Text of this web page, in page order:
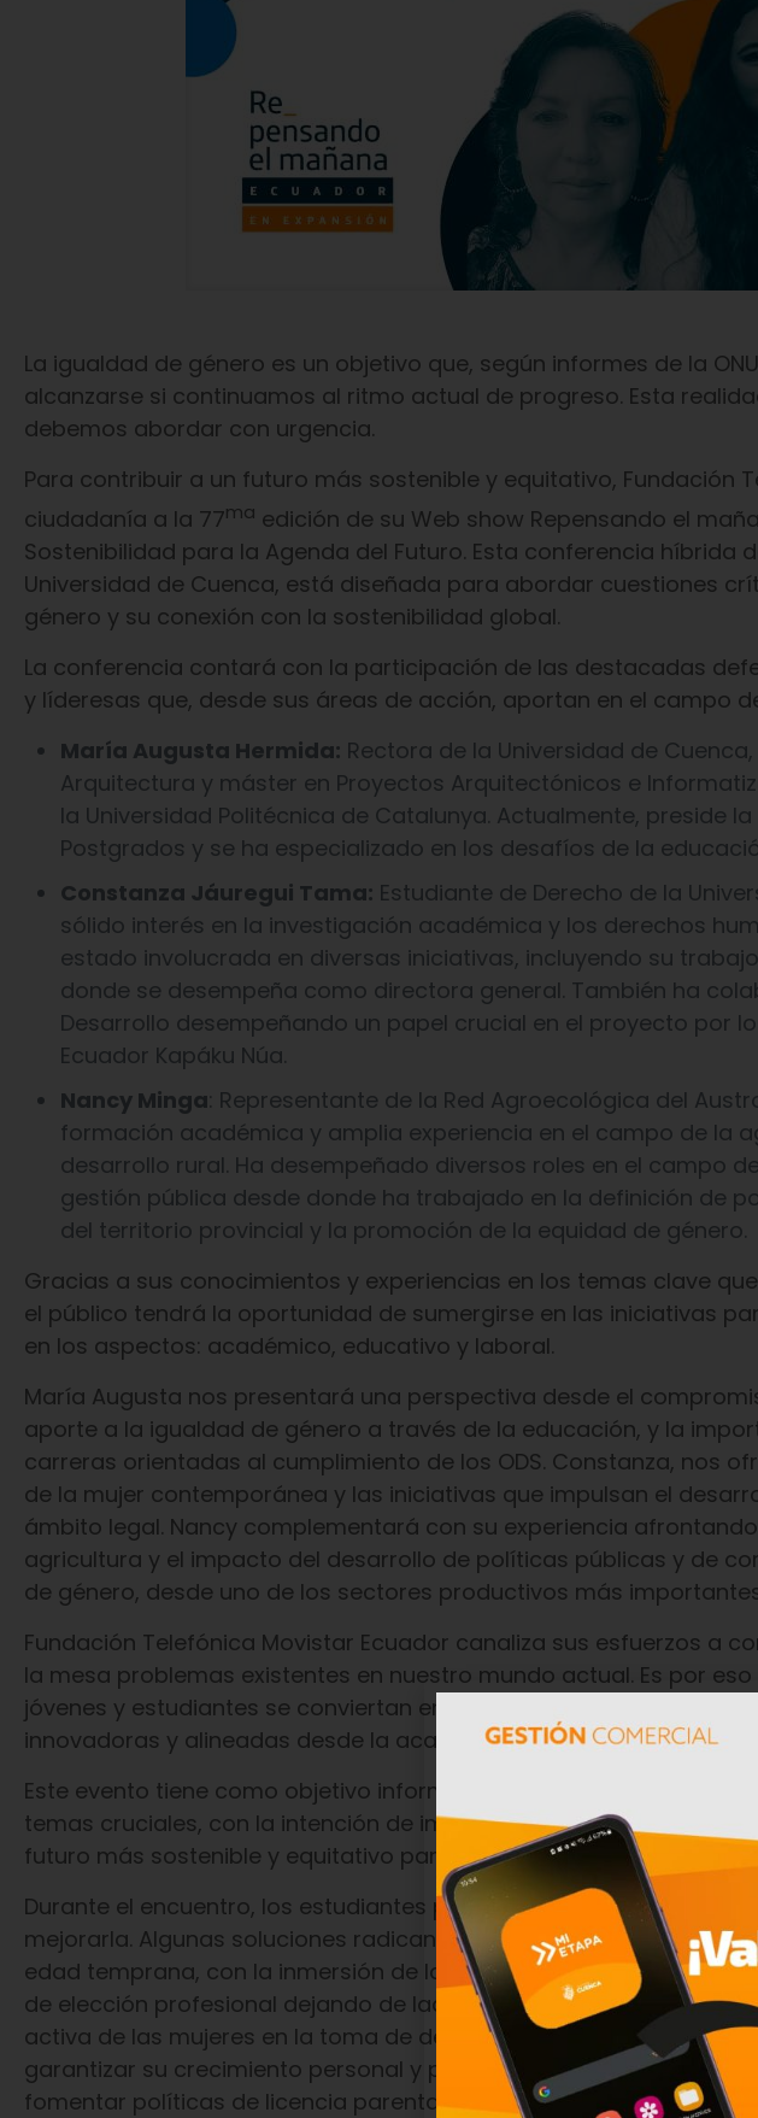
La igualdad de género es un objetivo que, según informes de la
alcanzarse si continuamos al ritmo actual de progreso. Esta
debemos abordar con urgencia.
Para contribuir a un futuro más sostenible y equitativo, Fundación
ciudadanía a la 77ma edición de su Web show Repensando el
Sostenibilidad para la Agenda del Futuro. Esta conferencia híbrida
Universidad de Cuenca, está diseñada para abordar cuestiones
género y su conexión con la sostenibilidad global.
La conferencia contará con la participación de las destacadas
y líderesas que, desde sus áreas de acción, aportan en el campo
María Augusta Hermida: Rectora de la Universidad de
Arquitectura y máster en Proyectos Arquitectónicos e
la Universidad Politécnica de Catalunya. Actualmente, preside
Postgrados y se ha especializado en los desafíos de la
Constanza Jáuregui Tama: Estudiante de Derecho de la
sólido interés en la investigación académica y los derechos
estado involucrada en diversas iniciativas, incluyendo su
donde se desempeña como directora general. También ha
Desarrollo desempeñando un papel crucial en el proyecto por
Ecuador Kapáku Núa.
Nancy Minga: Representante de la Red Agroecológica del
formación académica y amplia experiencia en el campo de la
desarrollo rural. Ha desempeñado diversos roles en el campo
gestión pública desde donde ha trabajado en la definición de
del territorio provincial y la promoción de la equidad de género.
Gracias a sus conocimientos y experiencias en los temas clave
el público tendrá la oportunidad de sumergirse en las iniciativas
en los aspectos: académico, educativo y laboral.
María Augusta nos presentará una perspectiva desde el
aporte a la igualdad de género a través de la educación, y la
carreras orientadas al cumplimiento de los ODS. Constanza, nos
de la mujer contemporánea y las iniciativas que impulsan el
ámbito legal. Nancy complementará con su experiencia
agricultura y el impacto del desarrollo de políticas públicas y de
de género, desde uno de los sectores productivos más
Fundación Telefónica Movistar Ecuador canaliza sus esfuerzos a
la mesa problemas existentes en nuestro mundo actual. Es por
jóvenes y estudiantes se conviertan en tomadores de decisiones
innovadoras y alineadas desde la academia.
Este evento tiene como objetivo informar, generar conciencia y
temas cruciales, con la intención de impulsar el progreso hacia la
futuro más sostenible y equitativo para todas las ecuatorianas y
Durante el encuentro, los estudiantes podrán reflexionar sobre la
mejorarla. Algunas soluciones radican en educar y concienciar
edad temprana, con la inmersión de las niñas y adolescentes en
de elección profesional dejando de lado los sesgos de género.
activa de las mujeres en la toma de decisiones dentro de sus
garantizar su crecimiento personal y profesional, es necesario
fomentar políticas de licencia parental equitativas, de esta forma,